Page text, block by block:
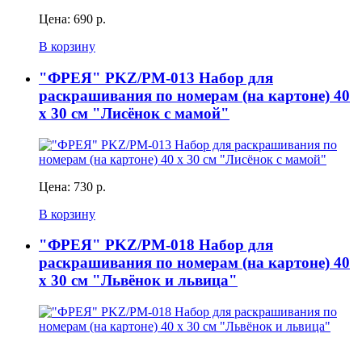
Цена: 690 р.
В корзину
"ФРЕЯ" PKZ/PM-013 Набор для
раскрашивания по номерам (на картоне) 40
х 30 см "Лисёнок с мамой"
Цена: 730 р.
В корзину
"ФРЕЯ" PKZ/PM-018 Набор для
раскрашивания по номерам (на картоне) 40
х 30 см "Львёнок и львица"